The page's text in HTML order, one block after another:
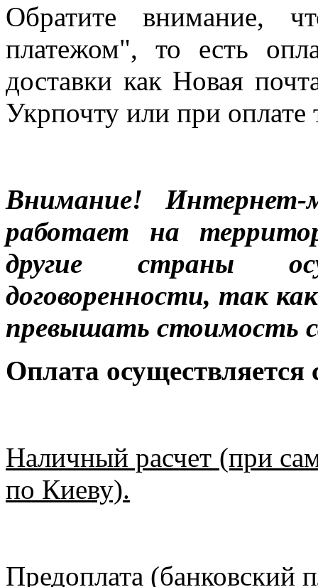
Обратите внимание,
платежом", то есть
доставки как Новая
Укрпочту или при оплате
Внимание! Интернет-
работает на
другие страны
договоренности, так
превышать стоимость
Оплата
Наличный расчет (при
по Киеву).
Предоплата (банковский